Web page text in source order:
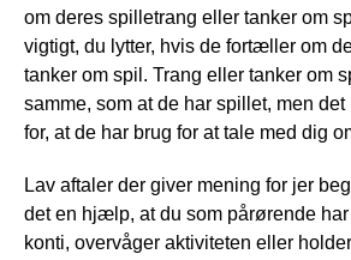
om deres spilletrang eller tanker om
vigtigt, du lytter, hvis de fortæller om
tanker om spil. Trang eller tanker om
samme, som at de har spillet, men
for, at de har brug for at tale med dig
Lav aftaler der giver mening for jer
det en hjælp, at du som pårørende
konti, overvåger aktiviteten eller